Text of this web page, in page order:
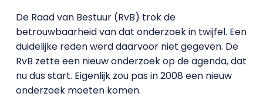
De Raad van Bestuur (RvB) trok de
betrouwbaarheid van dat onderzoek in twijfel. Een
duidelijke reden werd daarvoor niet gegeven. De
RvB zette een nieuw onderzoek op de agenda, dat
nu dus start. Eigenlijk zou pas in 2008 een nieuw
onderzoek moeten komen.